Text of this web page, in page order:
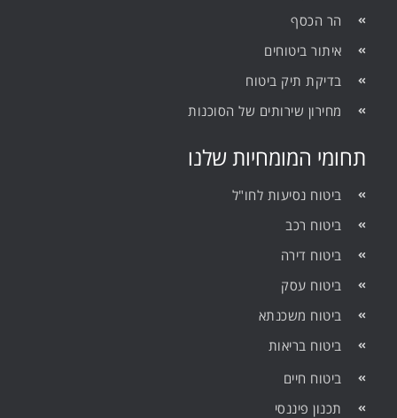
הר הכסף
איתור ביטוחים
בדיקת תיק ביטוח
מחירון שירותים של הסוכנות
תחומי המומחיות שלנו
ביטוח נסיעות לחו"ל
ביטוח רכב
ביטוח דירה
ביטוח עסק
ביטוח משכנתא
ביטוח בריאות
ביטוח חיים
תכנון פיננסי